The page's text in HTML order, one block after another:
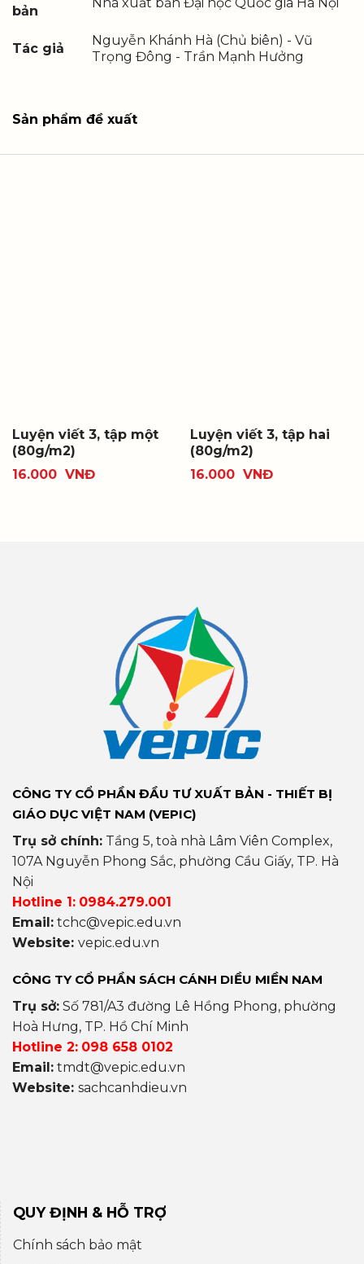
bản
Tác giả
Nguyễn Khánh Hà (Chủ biên) - Vũ
Trọng Đông - Trần Mạnh Hưởng
Sản phẩm đề xuất
Luyện viết 3, tập một
(80g/m2)
16.000 VNĐ
Luyện viết 3, tập hai
(80g/m2)
16.000 VNĐ
CÔNG TY CỔ PHẦN ĐẦU TƯ XUẤT BẢN - THIẾT BỊ
GIÁO DỤC VIỆT NAM (VEPIC)
Trụ sở chính: Tầng 5, toà nhà Lâm Viên Complex,
107A Nguyễn Phong Sắc, phường Cầu Giấy, TP. Hà
Nội
Hotline 1: 0984.279.001
Email: tchc@vepic.edu.vn
Website: vepic.edu.vn
CÔNG TY CỔ PHẦN SÁCH CÁNH DIỀU MIỀN NAM
Trụ sở: Số 781/A3 đường Lê Hồng Phong, phường
Hoà Hưng, TP. Hồ Chí Minh
Hotline 2: 098 658 0102
Email: tmdt@vepic.edu.vn
Website: sachcanhdieu.vn
QUY ĐỊNH & HỖ TRỢ
Chính sách bảo mật